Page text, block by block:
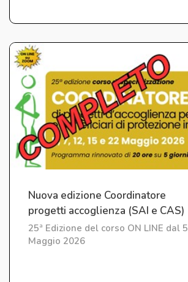
Nuova edizione Coordinatore
progetti accoglienza (SAI e CAS)
25ª Edizione del corso ON LINE dal 5
Maggio 2026